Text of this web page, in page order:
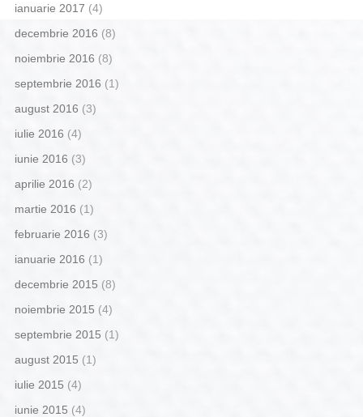
ianuarie 2017 (4)
decembrie 2016 (8)
noiembrie 2016 (8)
septembrie 2016 (1)
august 2016 (3)
iulie 2016 (4)
iunie 2016 (3)
aprilie 2016 (2)
martie 2016 (1)
februarie 2016 (3)
ianuarie 2016 (1)
decembrie 2015 (8)
noiembrie 2015 (4)
septembrie 2015 (1)
august 2015 (1)
iulie 2015 (4)
iunie 2015 (4)